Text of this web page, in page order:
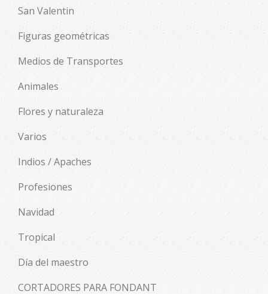
San Valentin
Figuras geométricas
Medios de Transportes
Animales
Flores y naturaleza
Varios
Indios / Apaches
Profesiones
Navidad
Tropical
Día del maestro
CORTADORES PARA FONDANT